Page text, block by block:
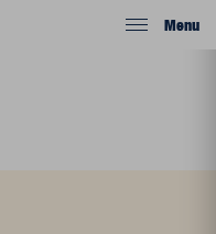
Menu